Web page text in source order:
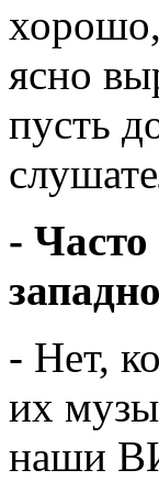
ясно
пусть
-
- Нет,
их
наши